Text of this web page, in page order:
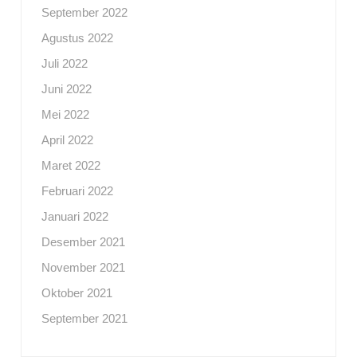
September 2022
Agustus 2022
Juli 2022
Juni 2022
Mei 2022
April 2022
Maret 2022
Februari 2022
Januari 2022
Desember 2021
November 2021
Oktober 2021
September 2021